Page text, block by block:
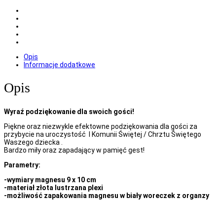
Opis
Informacje dodatkowe
Opis
Wyraź podziękowanie dla swoich gości!
Piękne oraz niezwykle efektowne podziękowania dla gości za
przybycie na uroczystość I Komunii Świętej / Chrztu Świętego
Waszego dziecka .
Bardzo miły oraz zapadający w pamięć gest!
Parametry:
-wymiary magnesu 9 x 10 cm
-materiał złota lustrzana plexi
-możliwość zapakowania magnesu w biały woreczek z organzy